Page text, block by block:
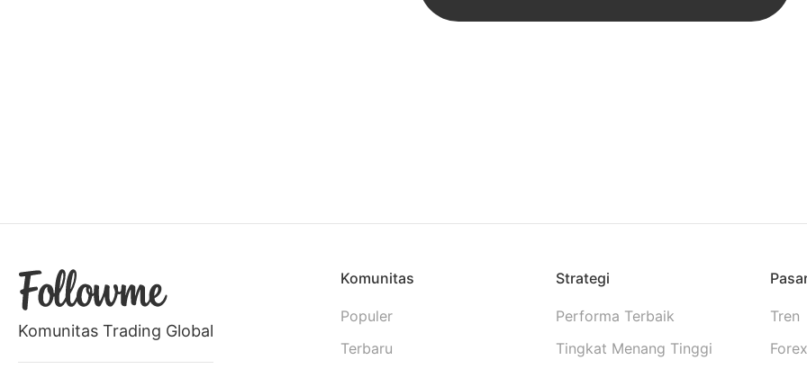
Komunitas Trading Global
Komunitas
Populer
Terbaru
Strategi
Performa Terbaik
Tingkat Menang Tinggi
Tren
Forex